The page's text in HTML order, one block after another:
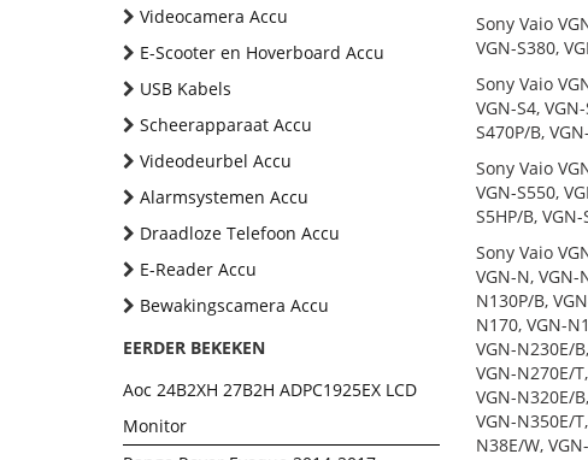
Videocamera Accu
E-Scooter en Hoverboard Accu
USB Kabels
Scheerapparaat Accu
Videodeurbel Accu
Alarmsystemen Accu
Draadloze Telefoon Accu
E-Reader Accu
Bewakingscamera Accu
EERDER BEKEKEN
Aoc 24B2XH 27B2H ADPC1925EX LCD
Monitor
Sony Vaio
VGN-S380,
Sony Vaio
VGN-S4,
S470P/B,
Sony Vaio
VGN-S550,
S5HP/B,
Sony Vaio
VGN-N, VGN-
N130P/B,
N170, VGN-
VGN-N230E/
VGN-N270E/
VGN-N320E/
VGN-N350E/
N38E/W,